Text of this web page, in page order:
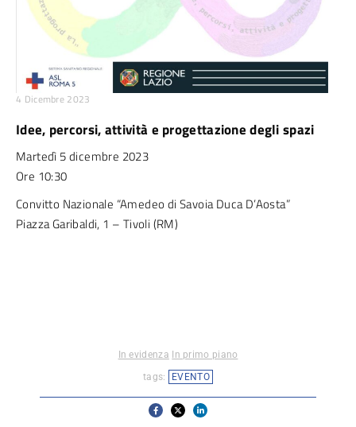
4 Dicembre 2023
Idee, percorsi, attività e progettazione degli spazi
Martedì 5 dicembre 2023
Ore 10:30
Convitto Nazionale “Amedeo di Savoia Duca D’Aosta”
Piazza Garibaldi, 1 – Tivoli (RM)
In evidenza
In primo piano
tags:
EVENTO